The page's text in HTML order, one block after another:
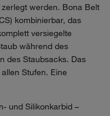
werden. Bona Belt
kombinierbar, das
versiegelte
während des
des Staubsacks. Das
Stufen. Eine
und Silikonkarbid –